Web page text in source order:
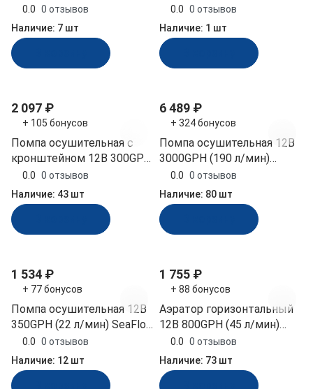
(круглый)
(SFWP105007051PSWnew)
0.0 0 отзывов
Наличие: 7 шт
SeaFlo (SFBP1-G600-04)
0.0 0 отзывов
Наличие: 1 шт
2 097 ₽
+ 105 бонусов
Помпа осушительная с
кронштейном 12В 300GPH
(19 л/мин) TMC (02303_12)
0.0 0 отзывов
Наличие: 43 шт
6 489 ₽
+ 324 бонусов
Помпа осушительная 12В
3000GPH (190 л/мин)
SeaFlo (SFBP1-G3000-01)
0.0 0 отзывов
Наличие: 80 шт
1 534 ₽
+ 77 бонусов
Помпа осушительная 12В
350GPH (22 л/мин) SeaFlo
(SFBP1-G350-08)
0.0 0 отзывов
Наличие: 12 шт
1 755 ₽
+ 88 бонусов
Аэратор горизонтальный
12В 800GPH (45 л/мин)
SeaFlo (SFBP1-G800-05,
10264273)
0.0 0 отзывов
Наличие: 73 шт